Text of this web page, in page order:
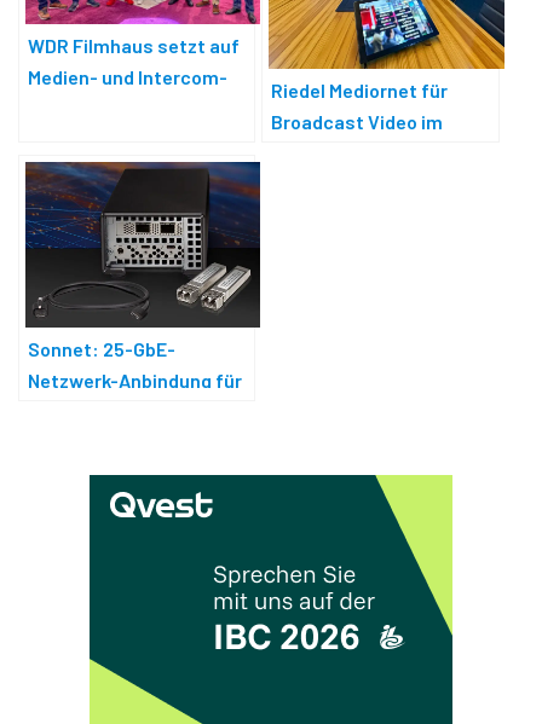
WDR Filmhaus setzt auf
Medien- und Intercom-
Riedel Mediornet für
Broadcast Video im
Sonnet: 25-GbE-
Netzwerk-Anbindung für